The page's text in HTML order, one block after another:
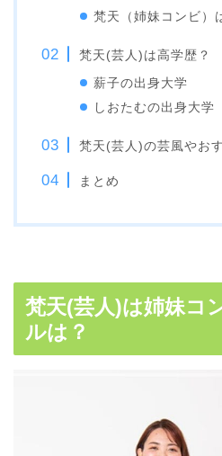
梵天（姉妹コンビ）
梵天(芸人)は高学歴？
薪子の出身大学
しおたむの出身大学
梵天(芸人)の芸風やお
まとめ
梵天(芸人)は姉妹コ
ルは？